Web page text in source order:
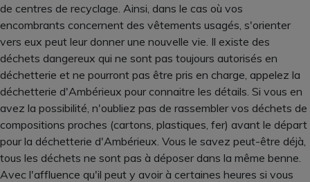
de centres de recyclage. Ainsi, dans le cas où vos
encombrants concernent des vêtements usagés, s'orienter
vers eux peut leur donner une nouvelle vie. Il existe des
déchets dangereux qui ne sont pas toujours autorisés en
déchetterie et ne pourront pas être pris en charge, appelez la
déchetterie d'Ambérieux pour connaitre les détails. Si vous en
avez la possibilité, n'oubliez pas de rassembler vos déchets de
compositions proches (cartons, plastiques, fer) avant le départ
pour la déchetterie d'Ambérieux. Vous le savez peut-être déjà,
tous les déchets ne sont pas à déposer dans la même benne.
Avec l'affluence qu'il peut y avoir à certaines heures si vous